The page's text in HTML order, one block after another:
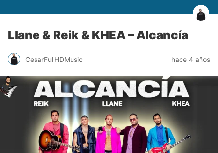
Llane & Reik & KHEA – Alcancía
CesarFullHDMusic hace 4 años